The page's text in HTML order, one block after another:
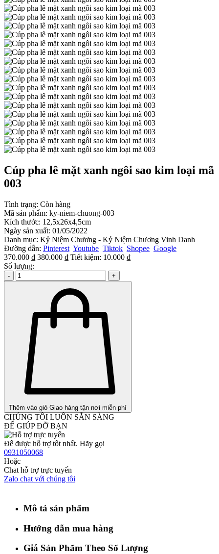
Cúp pha lê mặt xanh ngôi sao kim loại mã
003
Tình trạng: Còn hàng
Mã sản phẩm: ky-niem-chuong-003
Kích thước: 12,5x26x4,5cm
Ngày sản xuất: 01/05/2022
Danh mục: Kỷ Niệm Chương - Kỷ Niệm Chương Vinh Danh
Đường dẫn: Pinterest Youtube Tiktok Shopee Google
370.000 ₫ 380.000 ₫ Tiết kiệm: 10.000 ₫
Số lượng:
- +
Thêm vào giỏ Giao hàng tận nơi miễn phí
CHÚNG TÔI LUÔN SẴN SÀNG
ĐỂ GIÚP ĐỠ BẠN
Để được hỗ trợ tốt nhất. Hãy gọi
0931050068
Hoặc
Chat hỗ trợ trực tuyến
Zalo chat với chúng tôi
Mô tả sản phẩm
Hướng dẫn mua hàng
Giá Sản Phẩm Theo Số Lượng